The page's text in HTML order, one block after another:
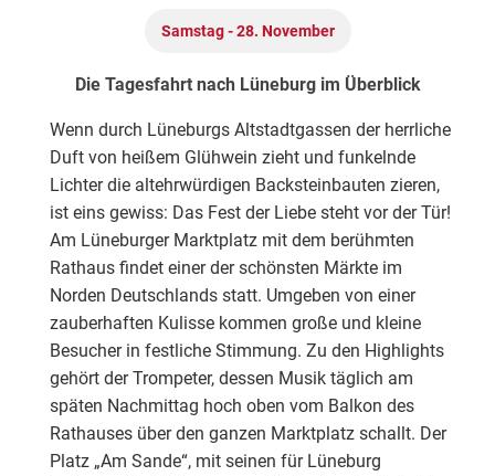
Samstag - 28. November
Die Tagesfahrt nach Lüneburg im Überblick
Wenn durch Lüneburgs Altstadtgassen der herrliche
Duft von heißem Glühwein zieht und funkelnde
Lichter die altehrwürdigen Backsteinbauten zieren,
ist eins gewiss: Das Fest der Liebe steht vor der Tür!
Am Lüneburger Marktplatz mit dem berühmten
Rathaus findet einer der schönsten Märkte im
Norden Deutschlands statt. Umgeben von einer
zauberhaften Kulisse kommen große und kleine
Besucher in festliche Stimmung. Zu den Highlights
gehört der Trompeter, dessen Musik täglich am
späten Nachmittag hoch oben vom Balkon des
Rathauses über den ganzen Marktplatz schallt. Der
Platz „Am Sande“, mit seinen für Lüneburg